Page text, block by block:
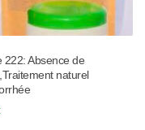
222: Absence de
naturel